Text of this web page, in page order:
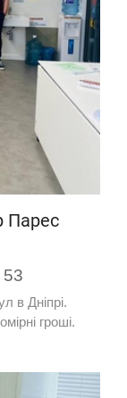
Парес
53
в Дніпрі.
гроші.